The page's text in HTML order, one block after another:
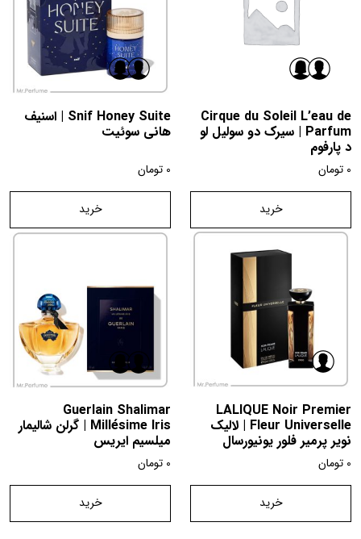
Cirque du Soleil L’eau de
Parfum | سیرک دو سولیل لو
د پارفوم
0 تومان
خرید
Snif Honey Suite | اسنیف
هانی سوئیت
0 تومان
خرید
LALIQUE Noir Premier
Fleur Universelle | لالیک
نویر پرمیر فلور یونیورسال
0 تومان
خرید
Guerlain Shalimar
Millésime Iris | گرلن شالیمار
میلسیم ایریس
0 تومان
خرید